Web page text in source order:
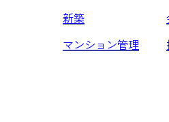
新築
マンション管理